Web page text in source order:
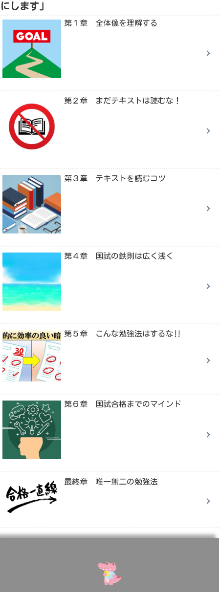
にします」
第１章 全体像を理解する
第２章 まだテキストは読むな！
第３章 テキストを読むコツ
第４章 国試の鉄則は広く浅く
第５章 こんな勉強法はするな‼
第６章 国試合格までのマインド
最終章 唯一無二の勉強法